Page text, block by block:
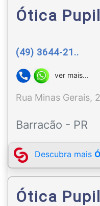
Ótica
(49) 3644-21..
ver mais...
Rua Minas Gerais,
Barracão - PR
Descubra mais
Ótica